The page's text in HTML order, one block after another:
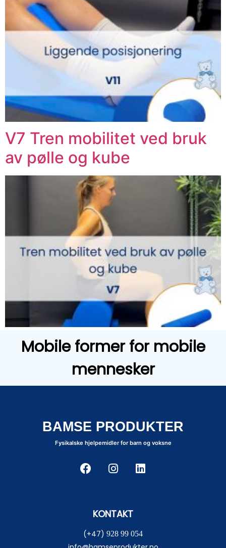
V7 Tren mobilitet ved bruk
av pølle og kube
Mobile former for mobile
mennesker
BAMSE PRODUKTER
Fysikalske hjelpemidler for barn og voksne
KONTAKT
(+47) 928 99 054